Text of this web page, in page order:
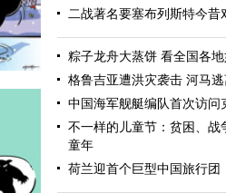
二战著名要塞布列斯特今昔
粽子龙舟大蒸饼 看全国各
格鲁吉亚遭洪灾袭击 河马
中国海军舰艇编队首次访问
不一样的儿童节：贫困、战
童年
荷兰迎首个巨型中国旅行团